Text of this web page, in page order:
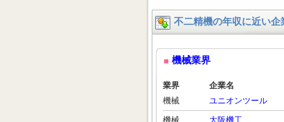
不二精機の年収に近い企
機械業界
業界 企業名
機械
ユニオンツール
機械
大阪機工